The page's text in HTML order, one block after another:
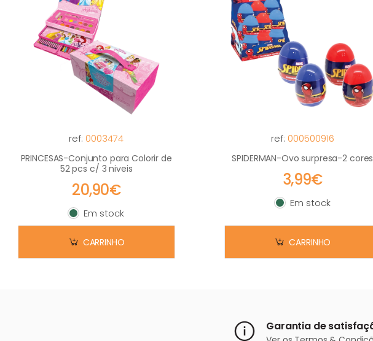
ref: 0003474
PRINCESAS-Conjunto para Colorir de
52 pcs c/ 3 niveis
20,90€
Em stock
Em stock
CARRINHO
ref: 000500916
SPIDERMAN-Ovo surpresa-2 cores
3,99€
Em stock
Em stock
CARRINHO
Garantia de